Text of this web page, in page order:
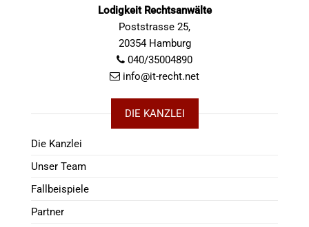
Lodigkeit Rechtsanwälte
Poststrasse 25,
20354 Hamburg
040/35004890
info@it-recht.net
DIE KANZLEI
Die Kanzlei
Unser Team
Fallbeispiele
Partner